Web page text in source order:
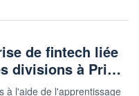
de fintech liée
divisions à Pri…
à l'aide de l'apprentissage